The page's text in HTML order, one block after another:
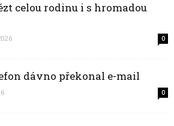
celou rodinu i s hromadou
0
dávno překonal e-mail
0